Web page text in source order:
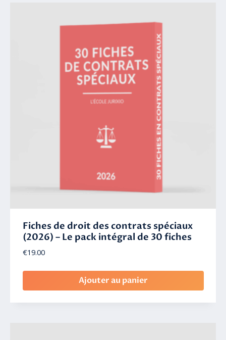
Fiches de droit des contrats spéciaux
(2026) – Le pack intégral de 30 fiches
€19.00
Ajouter au panier